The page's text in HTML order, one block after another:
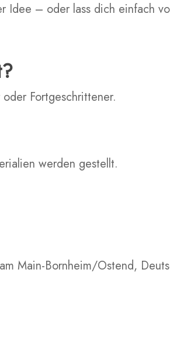
Idee – oder lass dich einfach
Fortgeschrittener.
werden gestellt.
Main-Bornheim/Ostend,